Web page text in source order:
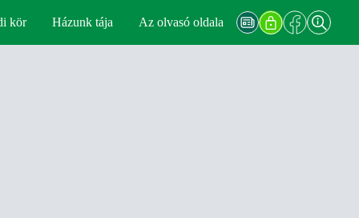
kör Házunk tája Az olvasó oldala